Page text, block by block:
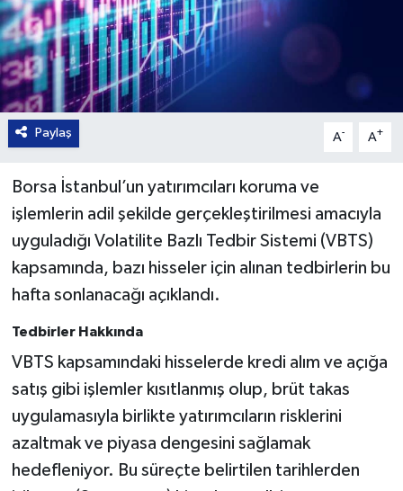
Paylaş A- A+
Borsa İstanbul’un yatırımcıları koruma ve
işlemlerin adil şekilde gerçekleştirilmesi amacıyla
uyguladığı Volatilite Bazlı Tedbir Sistemi (VBTS)
kapsamında, bazı hisseler için alınan tedbirlerin bu
hafta sonlanacağı açıklandı.
Tedbirler Hakkında
VBTS kapsamındaki hisselerde kredi alım ve açığa
satış gibi işlemler kısıtlanmış olup, brüt takas
uygulamasıyla birlikte yatırımcıların risklerini
azaltmak ve piyasa dengesini sağlamak
hedefleniyor. Bu süreçte belirtilen tarihlerden